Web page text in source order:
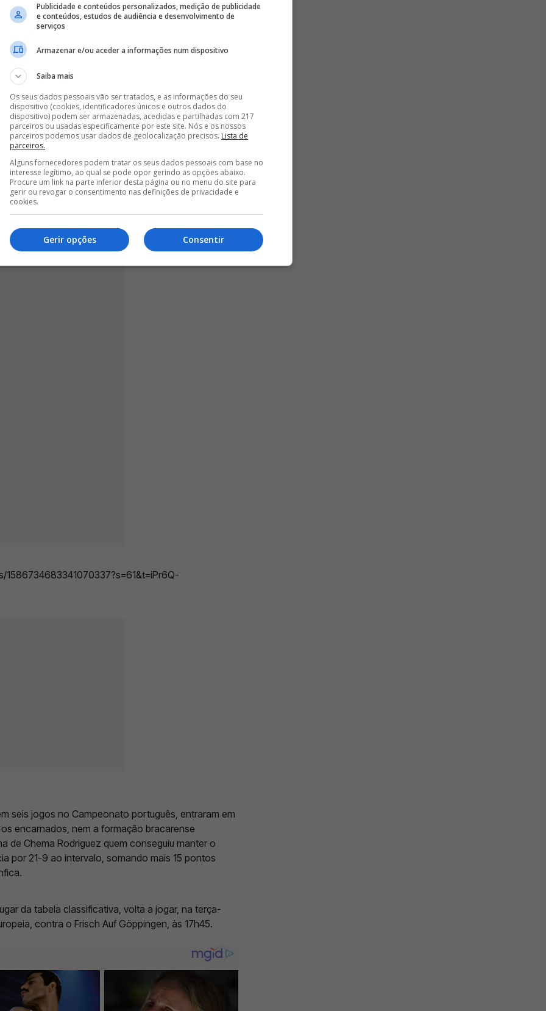
MÉDIO DO BENFICA PARA GUIMARÃES
MARCO SILVA E PRETENDE LEVAR ALVO DO BENFICA PARA
BENFICA E OBRIGA MARCO SILVA A PROCURAR OUTRA
< >
seis jogos no Campeonato português, entraram em
encarnados, nem a formação bracarense
de Chema Rodriguez quem conseguiu manter o
por 21-9 ao intervalo, somando mais 15 pontos
da tabela classificativa, volta a jogar, na terça-
contra o Frisch Auf Göppingen, às 17h45.
Publicidade e conteúdos personalizados, medição de publicidade
e conteúdos, estudos de audiência e desenvolvimento de
serviços
Armazenar e/ou aceder a informações num dispositivo
Saiba mais
Os seus dados pessoais vão ser tratados, e as informações do seu
dispositivo (cookies, identificadores únicos e outros dados do
dispositivo) podem ser armazenadas, acedidas e partilhadas com 217
parceiros ou usadas especificamente por este site. Nós e os nossos
parceiros podemos usar dados de geolocalização precisos. Lista de
parceiros.
Alguns fornecedores podem tratar os seus dados pessoais com base no
interesse legítimo, ao qual se pode opor gerindo as opções abaixo.
Procure um link na parte inferior desta página ou no menu do site para
gerir ou revogar o consentimento nas definições de privacidade e
cookies.
Consentir
Gerir opções